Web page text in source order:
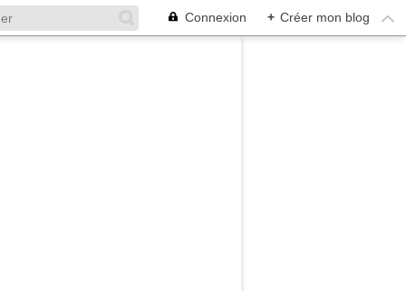
Connexion + Créer mon blog